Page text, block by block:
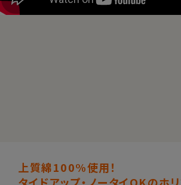
上質綿100%使用！